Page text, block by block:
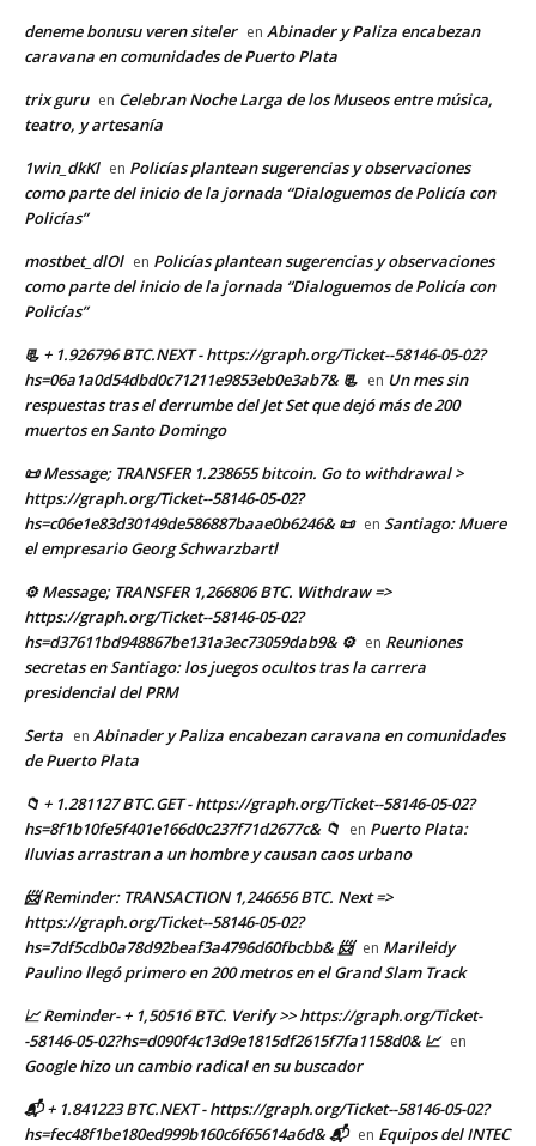
deneme bonusu veren siteler en Abinader y Paliza encabezan
caravana en comunidades de Puerto Plata
trix guru en Celebran Noche Larga de los Museos entre música,
teatro, y artesanía
1win_dkKl en Policías plantean sugerencias y observaciones
como parte del inicio de la jornada “Dialoguemos de Policía con
Policías”
mostbet_dlOl en Policías plantean sugerencias y observaciones
como parte del inicio de la jornada “Dialoguemos de Policía con
Policías”
📃 + 1.926796 BTC.NEXT - https://graph.org/Ticket--58146-05-02?
hs=06a1a0d54dbd0c71211e9853eb0e3ab7& 📃 en Un mes sin
respuestas tras el derrumbe del Jet Set que dejó más de 200
muertos en Santo Domingo
📜 Message; TRANSFER 1.238655 bitcoin. Go to withdrawal >
https://graph.org/Ticket--58146-05-02?
hs=c06e1e83d30149de586887baae0b6246& 📜 en Santiago: Muere
el empresario Georg Schwarzbartl
⚙ Message; TRANSFER 1,266806 BTC. Withdraw =>
https://graph.org/Ticket--58146-05-02?
hs=d37611bd948867be131a3ec73059dab9& ⚙ en Reuniones
secretas en Santiago: los juegos ocultos tras la carrera
presidencial del PRM
Serta en Abinader y Paliza encabezan caravana en comunidades
de Puerto Plata
📁 + 1.281127 BTC.GET - https://graph.org/Ticket--58146-05-02?
hs=8f1b10fe5f401e166d0c237f71d2677c& 📁 en Puerto Plata:
lluvias arrastran a un hombre y causan caos urbano
📨 Reminder: TRANSACTION 1,246656 BTC. Next =>
https://graph.org/Ticket--58146-05-02?
hs=7df5cdb0a78d92beaf3a4796d60fbcbb& 📨 en Marileidy
Paulino llegó primero en 200 metros en el Grand Slam Track
📈 Reminder- + 1,50516 BTC. Verify >> https://graph.org/Ticket-
-58146-05-02?hs=d090f4c13d9e1815df2615f7fa1158d0& 📈 en
Google hizo un cambio radical en su buscador
📬 + 1.841223 BTC.NEXT - https://graph.org/Ticket--58146-05-02?
hs=fec48f1be180ed999b160c6f65614a6d& 📬 en Equipos del INTEC